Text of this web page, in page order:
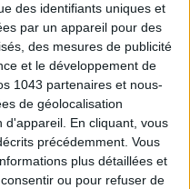
des identifiants uniques et
par un appareil pour des
des mesures de publicité
et le développement de
1043 partenaires et nous-
de géolocalisation
d'appareil. En cliquant, vous
précédemment. Vous
plus détaillées et
ou pour refuser de
FOR POOLS?